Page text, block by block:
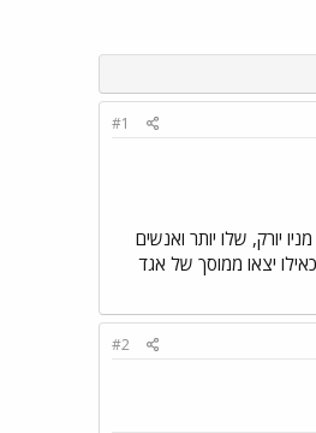
#1
יורק, שלו יותר ואנשים
יצאו ממוסך של אגד
#2